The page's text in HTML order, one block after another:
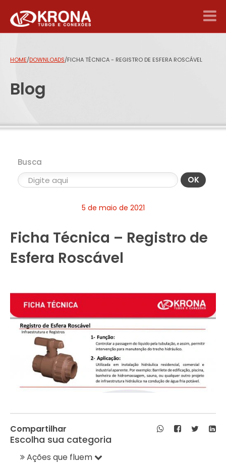
HOME/DOWNLOADS/FICHA TÉCNICA - REGISTRO DE ESFERA ROSCÁVEL
Blog
Busca
OK
5 de maio de 2021
Ficha Técnica – Registro de
Esfera Roscável
Compartilhar
Escolha sua categoria
Ações que fluem